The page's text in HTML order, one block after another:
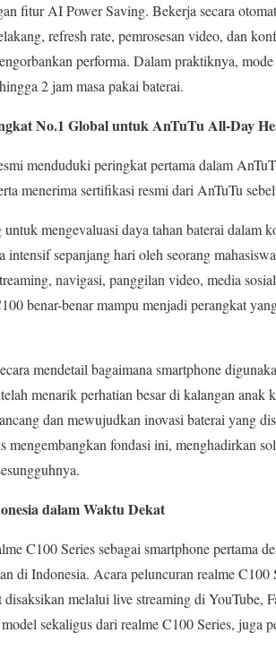
fitur AI Power Saving. Bekerja secara
refresh rate, pemrosesan video, dan
performa. Dalam praktiknya,
2 jam masa pakai baterai.
No.1 Global untuk AnTuTu All-Day
menduduki peringkat pertama dalam
menerima sertifikasi resmi dari AnTuTu
mengevaluasi daya tahan baterai dalam
intensif sepanjang hari oleh seorang
navigasi, panggilan video, media
benar-benar mampu menjadi perangkat
mendetail bagaimana smartphone
menarik perhatian besar di kalangan
dan mewujudkan inovasi baterai yang
mengembangkan fondasi ini, menghadirkan
dalam Waktu Dekat
C100 Series sebagai smartphone pertama
di Indonesia. Acara peluncuran realme
melalui live streaming di YouTube,
sekaligus dari realme C100 Series, juga